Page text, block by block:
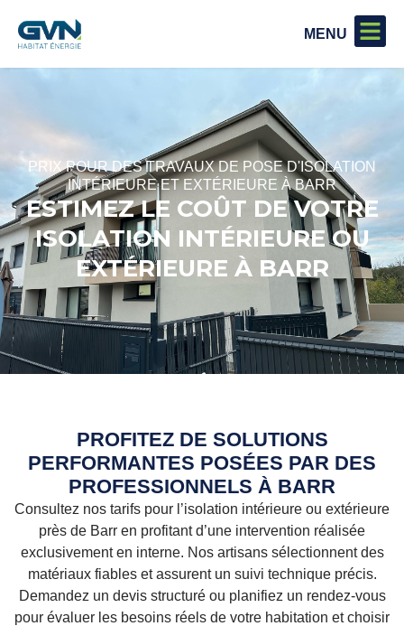
PRIX POUR DES TRAVAUX DE POSE D'ISOLATION
INTÉRIEURE ET EXTÉRIEURE À BARR
ESTIMEZ LE COÛT DE VOTRE
ISOLATION INTÉRIEURE OU
EXTÉRIEURE À BARR
PROFITEZ DE SOLUTIONS
PERFORMANTES POSÉES PAR DES
PROFESSIONNELS À BARR
Consultez nos tarifs pour l’isolation intérieure ou extérieure
près de Barr en profitant d’une intervention réalisée
exclusivement en interne. Nos artisans sélectionnent des
matériaux fiables et assurent un suivi technique précis.
Demandez un devis structuré ou planifiez un rendez-vous
pour évaluer les besoins réels de votre habitation et choisir